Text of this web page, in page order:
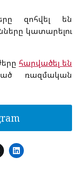
զոհվել են
կատարելու
հարվածել են
ռազմական